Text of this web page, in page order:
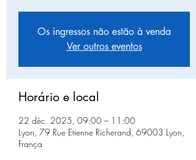
Os ingressos não estão à venda
Ver outros eventos
Horário e local
22 déc. 2025, 09:00 – 11:00
Lyon, 79 Rue Etienne Richerand, 69003 Lyon,
França